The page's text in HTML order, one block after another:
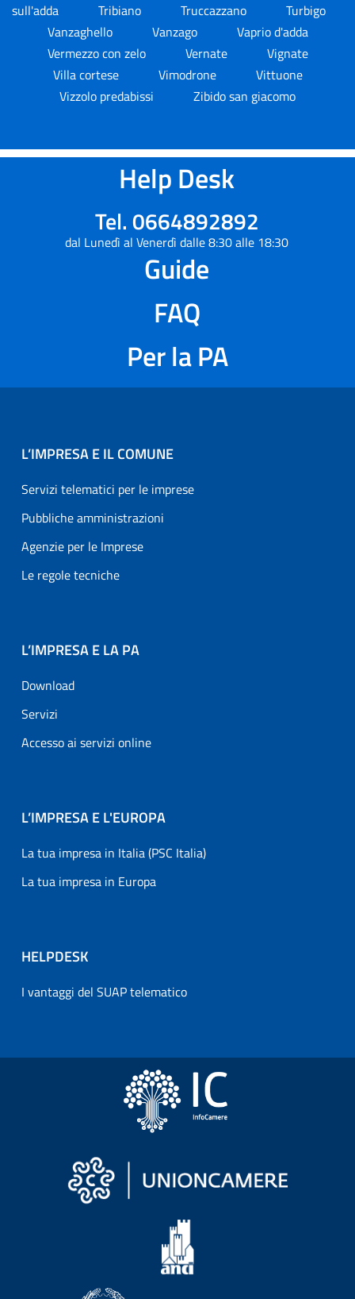
sull'adda
Tribiano Truccazzano
Turbigo
Vanzaghello
Vanzago
Vaprio d'adda
Vermezzo con zelo
Vernate
Vignate
Villa cortese
Vimodrone
Vittuone
Vizzolo predabissi
Zibido san giacomo
Help Desk
Tel. 0664892892
dal Lunedì al Venerdì dalle 8:30 alle 18:30
Guide
FAQ
Per la PA
L’IMPRESA E IL COMUNE
Servizi telematici per le imprese
Pubbliche amministrazioni
Agenzie per le Imprese
Le regole tecniche
L’IMPRESA E LA PA
Download
Servizi
Accesso ai servizi online
L’IMPRESA E L'EUROPA
La tua impresa in Italia (PSC Italia)
La tua impresa in Europa
HELPDESK
I vantaggi del SUAP telematico